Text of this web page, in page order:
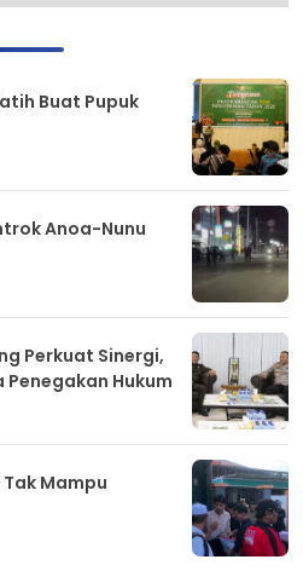
Buat Pupuk
Anoa-Nunu
Perkuat Sinergi,
Hukum
Mampu